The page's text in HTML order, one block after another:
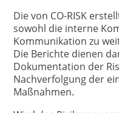
Die von CO-RISK
sowohl die interne
Kommunikation zu
Die Berichte dienen
Dokumentation der
Nachverfolgung der
Maßnahmen.